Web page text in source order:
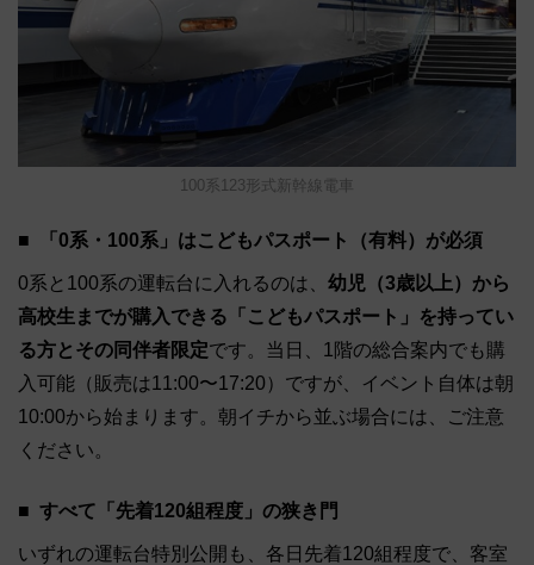
100系123形式新幹線電車
「0系・100系」はこどもパスポート（有料）が必須
0系と100系の運転台に入れるのは、 幼児（3歳以上）から
高校生までが購入できる「こどもパスポート」を持ってい
る方とその同伴者限定です。当日、1階の総合案内でも購
入可能（販売は11:00〜17:20）ですが、イベント自体は朝
10:00から始まります。朝イチから並ぶ場合には、ご注意
ください。
すべて「先着120組程度」の狭き門
いずれの運転台特別公開も、各日先着120組程度で、客室